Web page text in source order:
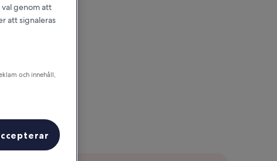
genom att
att signaleras
och innehåll,